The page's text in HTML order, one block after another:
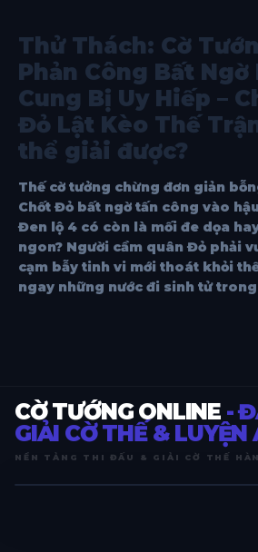
Thử Thách: Cờ
Phản Công Bất Ngờ
Cung Bị Uy Hiếp –
Đỏ Lật Kèo Thế
thể giải được?
Thế cờ tưởng chừng đơn giản
Chốt Đỏ bất ngờ tấn công vào
Đen lộ 4 có còn là mối đe dọa
ngon? Người cầm quân Đỏ phải
cạm bẫy tinh vi mới thoát khỏi
ngay những nước đi sinh tử
CỜ TƯỚNG ONLINE -
GIẢI CỜ THẾ & LUYỆN
NỀN TẢNG THI ĐẤU & GIẢI CỜ THẾ